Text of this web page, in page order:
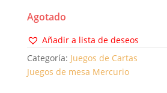
Agotado
Añadir a lista de deseos
Categoría: Juegos de Cartas
Juegos de mesa Mercurio